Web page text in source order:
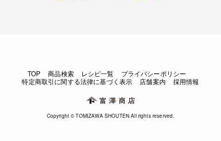
TOP 商品検索 レシピ一覧
プライバシーポリシー
特定商取引に関する法律に基づく表示
店舗案内 採用情報
Copyright © TOMIZAWA SHOUTEN All rights reserved.